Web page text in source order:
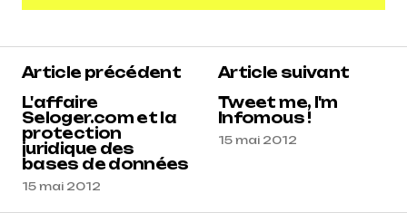
Ajouter un commentaire
Article précédent
L'affaire
Seloger.com et la
protection
juridique des
bases de données
15 mai 2012
Article suivant
Tweet me, I'm
Infomous !
15 mai 2012